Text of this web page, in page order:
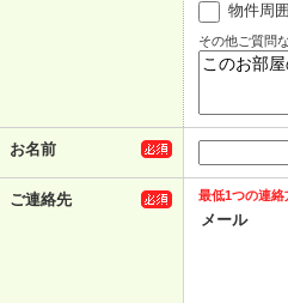
物件周
その他ご質問
お名前
ご連絡先 最低1つの連絡
メール